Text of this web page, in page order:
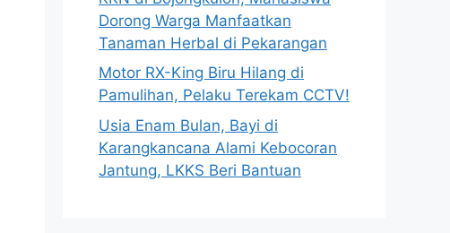
Dorong Warga Manfaatkan
Tanaman Herbal di Pekarangan
Motor RX-King Biru Hilang di
Pamulihan, Pelaku Terekam CCTV!
Usia Enam Bulan, Bayi di
Karangkancana Alami Kebocoran
Jantung, LKKS Beri Bantuan